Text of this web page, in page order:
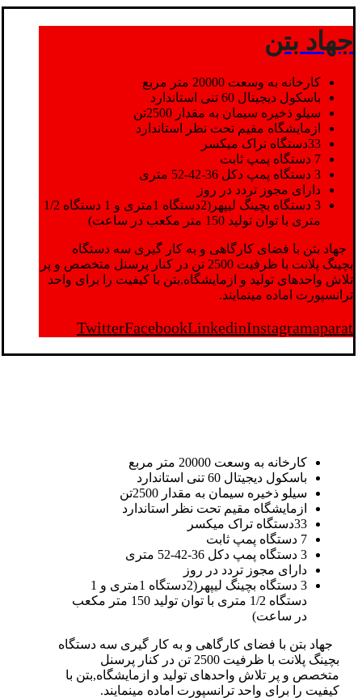
جهاد بتن
کارخانه به وسعت 20000 متر مربع
باسکول دیجیتال 60 تنی استاندارد
سیلو ذخیره سیمان به مقدار 2500تن
ازمایشگاه مقیم تحت نظر استاندارد
33دستگاه تراک میکسر
7 دستگاه پمپ ثابت
3 دستگاه پمپ دکل 36-42-52 متری
دارای مجوز تردد در روز
3 دستگاه بچینگ لیپهر(2دستگاه 1متری و 1 دستگاه 1/2
متری با توان تولید 150 متر مکعب در ساعت)
جهاد بتن با فضای کارگاهی و به کار گیری سه دستگاه
بچینگ پلانت با ظرفیت 2500 تن در کنار پرسنل متخصص و پر
تلاش واحدهای تولید و ازمایشگاه,بتن با کیفیت را برای واحد
ترانسپورت اماده مینمایند.
TwitterFacebookLinkedinInstagramaparat
کارخانه به وسعت 20000 متر مربع
باسکول دیجیتال 60 تنی استاندارد
سیلو ذخیره سیمان به مقدار 2500تن
ازمایشگاه مقیم تحت نظر استاندارد
33دستگاه تراک میکسر
7 دستگاه پمپ ثابت
3 دستگاه پمپ دکل 36-42-52 متری
دارای مجوز تردد در روز
3 دستگاه بچینگ لیپهر(2دستگاه 1متری و 1
دستگاه 1/2 متری با توان تولید 150 متر مکعب
در ساعت)
جهاد بتن با فضای کارگاهی و به کار گیری سه دستگاه
بچینگ پلانت با ظرفیت 2500 تن در کنار پرسنل
متخصص و پر تلاش واحدهای تولید و ازمایشگاه,بتن با
کیفیت را برای واحد ترانسپورت اماده مینمایند.